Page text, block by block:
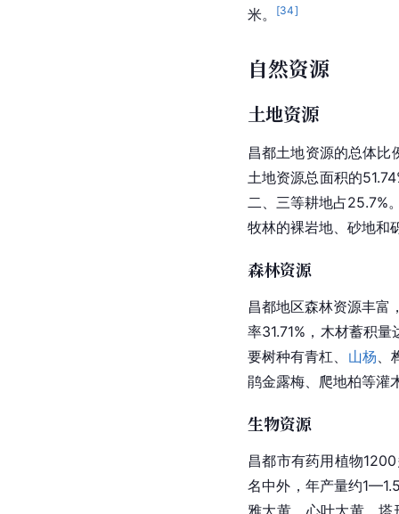
米。
[34]
自然资源
土地资源
昌都土地资源的总体比
土地资源总面积的
二、三等耕地占25.7%
牧林的裸岩地、砂地和
森林资源
昌都地区森林资源丰富
率31.71%，木材蓄积
要树种有青杠 山杨
鹃金露梅 、爬地柏等灌
生物资源
昌都市有药用植物
名中外，年产量约
雅大黄
心叶大黄、塔